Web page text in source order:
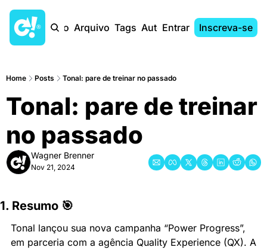
Início Arquivo Tags AutoresEntrar Inscreva-se
Home Posts Tonal: pare de treinar no passado
Tonal: pare de treinar
no passado
Wagner Brenner
Nov 21, 2024
1. Resumo 🎯
Tonal lançou sua nova campanha “Power Progress”,
em parceria com a agência Quality Experience (QX). A